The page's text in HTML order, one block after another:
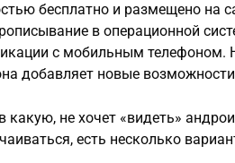
бесплатно и размещено на
в операционной
с мобильным телефоном.
добавляет новые
не хочет «видеть»
есть несколько